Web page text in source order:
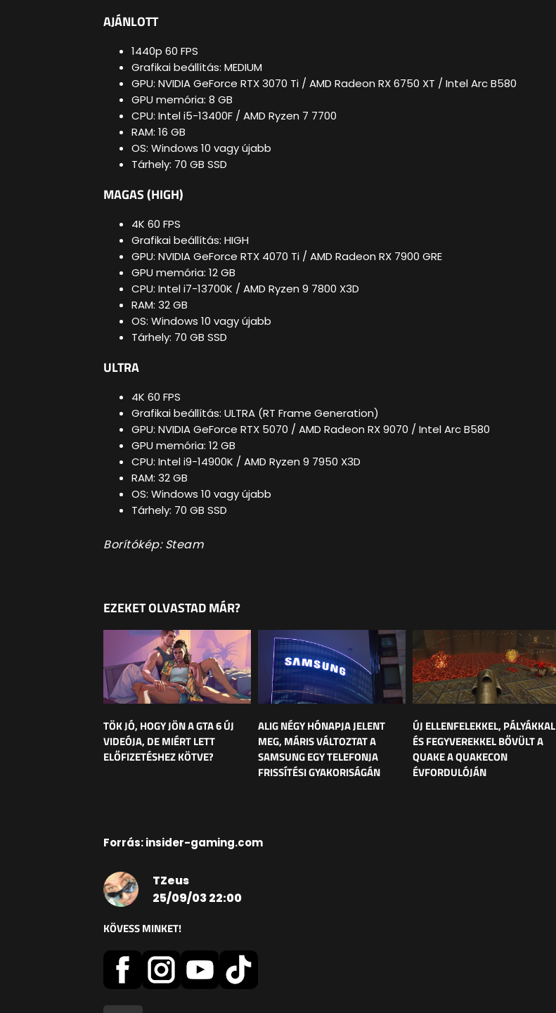
AJÁNLOTT
1440p 60 FPS
Grafikai beállítás: MEDIUM
GPU: NVIDIA GeForce RTX 3070 Ti / AMD Radeon RX 6750 XT / Intel Arc B580
GPU memória: 8 GB
CPU: Intel i5-13400F / AMD Ryzen 7 7700
RAM: 16 GB
OS: Windows 10 vagy újabb
Tárhely: 70 GB SSD
MAGAS (HIGH)
4K 60 FPS
Grafikai beállítás: HIGH
GPU: NVIDIA GeForce RTX 4070 Ti / AMD Radeon RX 7900 GRE
GPU memória: 12 GB
CPU: Intel i7-13700K / AMD Ryzen 9 7800 X3D
RAM: 32 GB
OS: Windows 10 vagy újabb
Tárhely: 70 GB SSD
ULTRA
4K 60 FPS
Grafikai beállítás: ULTRA (RT Frame Generation)
GPU: NVIDIA GeForce RTX 5070 / AMD Radeon RX 9070 / Intel Arc B580
GPU memória: 12 GB
CPU: Intel i9-14900K / AMD Ryzen 9 7950 X3D
RAM: 32 GB
OS: Windows 10 vagy újabb
Tárhely: 70 GB SSD
Borítókép: Steam
EZEKET OLVASTAD MÁR?
TÖK JÓ, HOGY JÖN A GTA 6 ÚJ
VIDEÓJA, DE MIÉRT LETT
ELŐFIZETÉSHEZ KÖTVE?
ALIG NÉGY HÓNAPJA JELENT
MEG, MÁRIS VÁLTOZTAT A
SAMSUNG EGY TELEFONJA
FRISSÍTÉSI GYAKORISÁGÁN
ÚJ ELLENFELEKKEL, PÁLYÁKKAL
ÉS FEGYVEREKKEL BŐVÜLT A
QUAKE A QUAKECON
ÉVFORDULÓJÁN
Forrás: insider-gaming.com
TZeus
25/09/03 22:00
KÖVESS MINKET!